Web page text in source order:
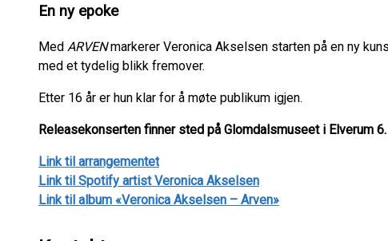
En ny epoke
Med ARVENmarkerer Veronica Akselsen starten på en ny
med et tydelig blikk fremover.
Etter 16 år er hun klar for å møte publikum igjen.
Releasekonserten finner sted på Glomdalsmuseet i Elverum 6.
Link til arrangementet
Link til Spotify artist Veronica Akselsen
Link til album «Veronica Akselsen – Arven»